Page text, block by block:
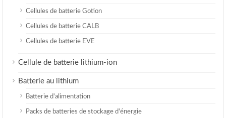
Cellules de batterie Gotion
Cellules de batterie CALB
Cellules de batterie EVE
Cellule de batterie lithium-ion
Batterie au lithium
Batterie d'alimentation
Packs de batteries de stockage d'énergie